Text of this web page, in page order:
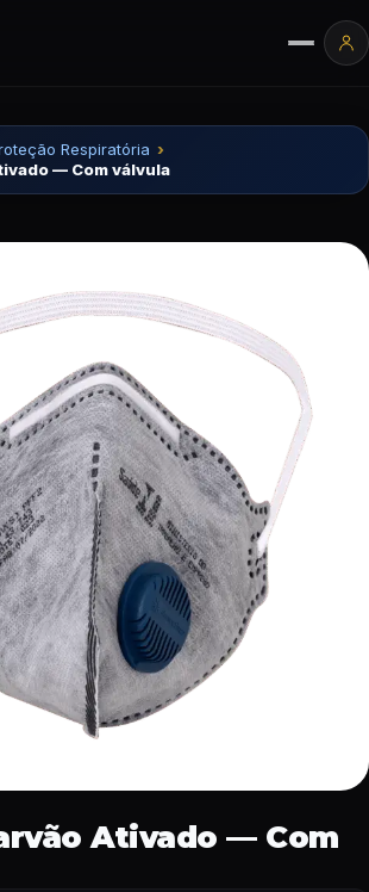
Respiratória
— Com válvula
Ativado — Com